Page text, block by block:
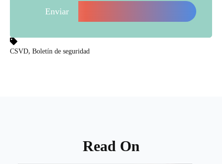
CSVD, Boletín de seguridad
Read On